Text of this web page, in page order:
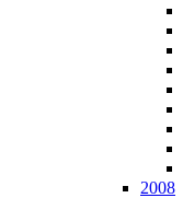
2008